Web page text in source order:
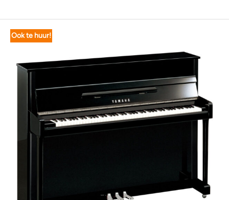
Ook te huur!